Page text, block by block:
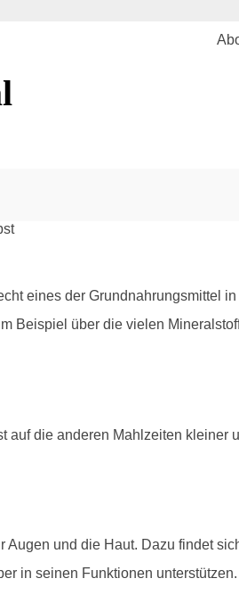
eines der Grundnahrungsmittel
Beispiel über die vielen
auf die anderen Mahlzeiten kleiner
Augen und die Haut. Dazu findet
in seinen Funktionen unterstützen.